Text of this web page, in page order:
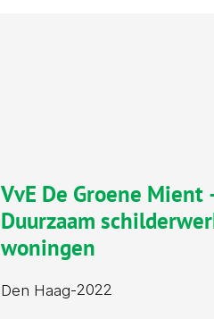
VvE De Groene Mient
Duurzaam
woningen
Den Haag 2022
-